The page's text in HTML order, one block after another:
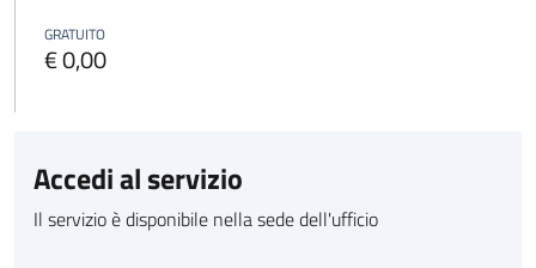
GRATUITO
€ 0,00
Accedi al servizio
Il servizio è disponibile nella sede dell'ufficio